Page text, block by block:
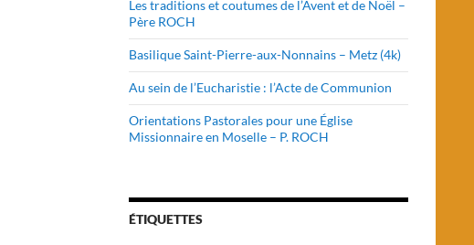
Les traditions et coutumes de l’Avent et de Noël –
Père ROCH
Basilique Saint-Pierre-aux-Nonnains – Metz (4k)
Au sein de l’Eucharistie : l’Acte de Communion
Orientations Pastorales pour une Église
Missionnaire en Moselle – P. ROCH
ÉTIQUETTES